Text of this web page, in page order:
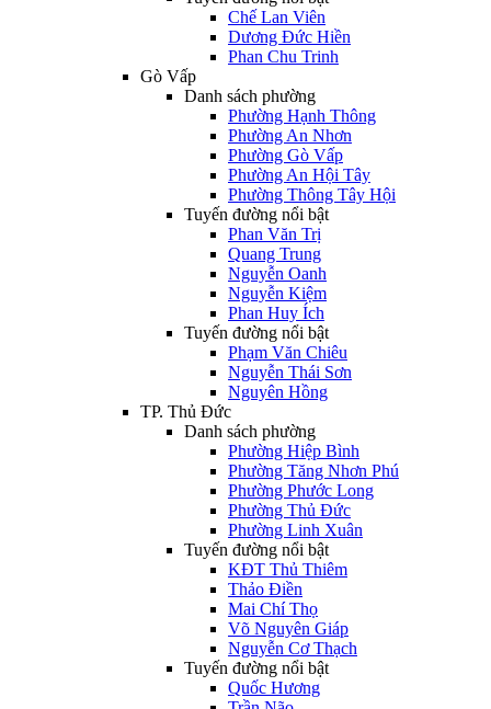
Chế Lan Viên
Dương Đức Hiền
Phan Chu Trinh
Gò Vấp
Danh sách phường
Phường Hạnh Thông
Phường An Nhơn
Phường Gò Vấp
Phường An Hội Tây
Phường Thông Tây Hội
Tuyến đường nổi bật
Phan Văn Trị
Quang Trung
Nguyễn Oanh
Nguyễn Kiệm
Phan Huy Ích
Tuyến đường nổi bật
Phạm Văn Chiêu
Nguyễn Thái Sơn
Nguyên Hồng
TP. Thủ Đức
Danh sách phường
Phường Hiệp Bình
Phường Tăng Nhơn Phú
Phường Phước Long
Phường Thủ Đức
Phường Linh Xuân
Tuyến đường nổi bật
KĐT Thủ Thiêm
Thảo Điền
Mai Chí Thọ
Võ Nguyên Giáp
Nguyễn Cơ Thạch
Tuyến đường nổi bật
Quốc Hương